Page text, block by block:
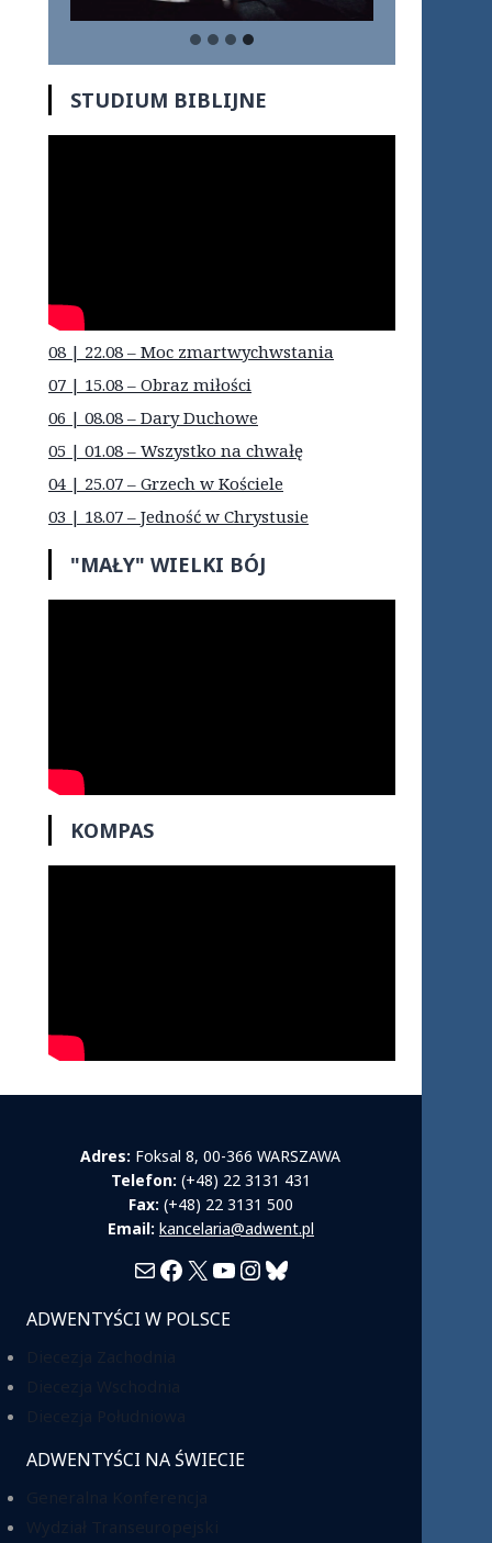
STUDIUM BIBLIJNE
08 | 22.08 – Moc zmartwychwstania
07 | 15.08 – Obraz miłości
06 | 08.08 – Dary Duchowe
05 | 01.08 – Wszystko na chwałę
04 | 25.07 – Grzech w Kościele
03 | 18.07 – Jedność w Chrystusie
"MAŁY" WIELKI BÓJ
KOMPAS
Adres: Foksal 8, 00-366 WARSZAWA
Telefon: (+48) 22 3131 431
Fax: (+48) 22 3131 500
Email: kancelaria@adwent.pl
MailFacebook
X YouTube
Instagram
Bluesky
ADWENTYŚCI W POLSCE
ADWENTYŚCI NA ŚWIECIE